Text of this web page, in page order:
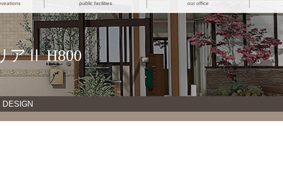
public facilities our office
アⅡ H800